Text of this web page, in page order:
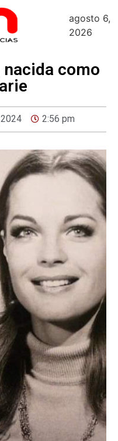
agosto 6,
2026
nacida como
2:56 pm